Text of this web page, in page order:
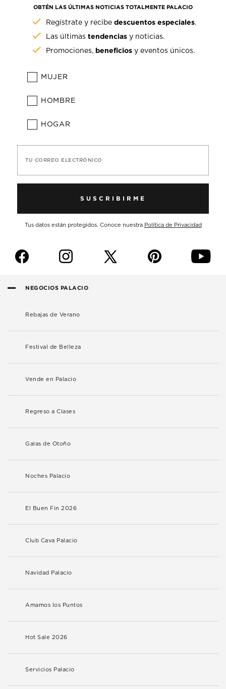
OBTÉN LAS ÚLTIMAS NOTICIAS TOTALMENTE PALACIO
Regístrate y recibedescuentos especiales.
Las últimastendencias y noticias.
Promociones, beneficios y eventos únicos.
MUJER
HOMBRE
HOGAR
TU CORREO ELECTRÓNICO
SUSCRIBIRME
Tus datos están protegidos. Conoce nuestra Política de Privacidad
f i p y
NEGOCIOS PALACIO
Rebajas de Verano
Festival de Belleza
Vende en Palacio
Regreso a Clases
Galas de Otoño
Noches Palacio
El Buen Fin 2026
Club Cava Palacio
Navidad Palacio
Amamos los Puntos
Hot Sale 2026
Servicios Palacio